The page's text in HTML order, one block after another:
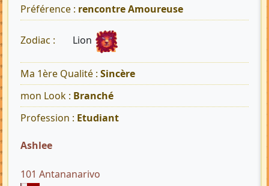
Préférence : rencontre Amoureuse
Zodiac : Lion
Ma 1ère Qualité : Sincère
mon Look : Branché
Profession : Etudiant
Ashlee
101 Antananarivo